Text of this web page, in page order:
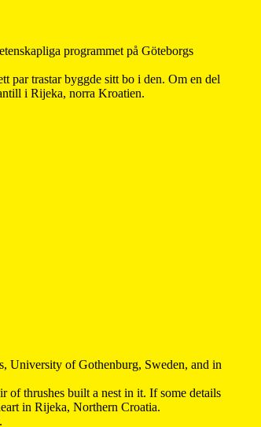
programmet på Göteborgs
par trastar byggde sitt bo i den. Om en del
i Rijeka, norra Kroatien.
University of Gothenburg, Sweden, and in
of thrushes built a nest in it. If some details
in Rijeka, Northern Croatia.